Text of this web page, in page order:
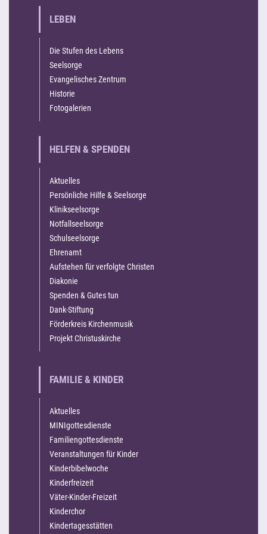
LEBEN
Die Stufen des Lebens
Seelsorge
Evangelisches Zentrum
Historie
Fotogalerien
HELFEN & SPENDEN
Aktuelles
Persönliche Hilfe & Seelsorge
Klinikseelsorge
Notfallseelsorge
Schulseelsorge
Ehrenamt
Aufstehen für verfolgte Christen
Diakonie
Spenden & Gutes tun
Dank-Stiftung
Förderkreis Kirchenmusik
Projekt Christuskirche
FAMILIE & KINDER
Aktuelles
MINIgottesdienste
Familiengottesdienste
Veranstaltungen für Kinder
Kinderbibelwoche
Kinderfreizeit
Väter-Kinder-Freizeit
Kinderchor
Kindertagesstätten